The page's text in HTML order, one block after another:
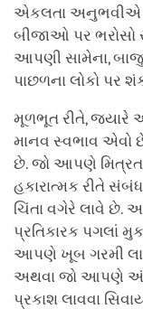
એકલતા અનુભવીએ
બીજાઓ પર
આપણી સામેના,
પાછળના લોકો પર
મૂળભૂત રીતે, જ્યારે
માનવ સ્વભાવ એવો
છે. જો આપણે
હકારાત્મક રીતે
ચિંતા વગેરે લાવે છે.
પ્રતિકારક પગલાં
આપણે ખૂબ ગરમી
અથવા જો આપણે
પ્રકાશ લાવવા